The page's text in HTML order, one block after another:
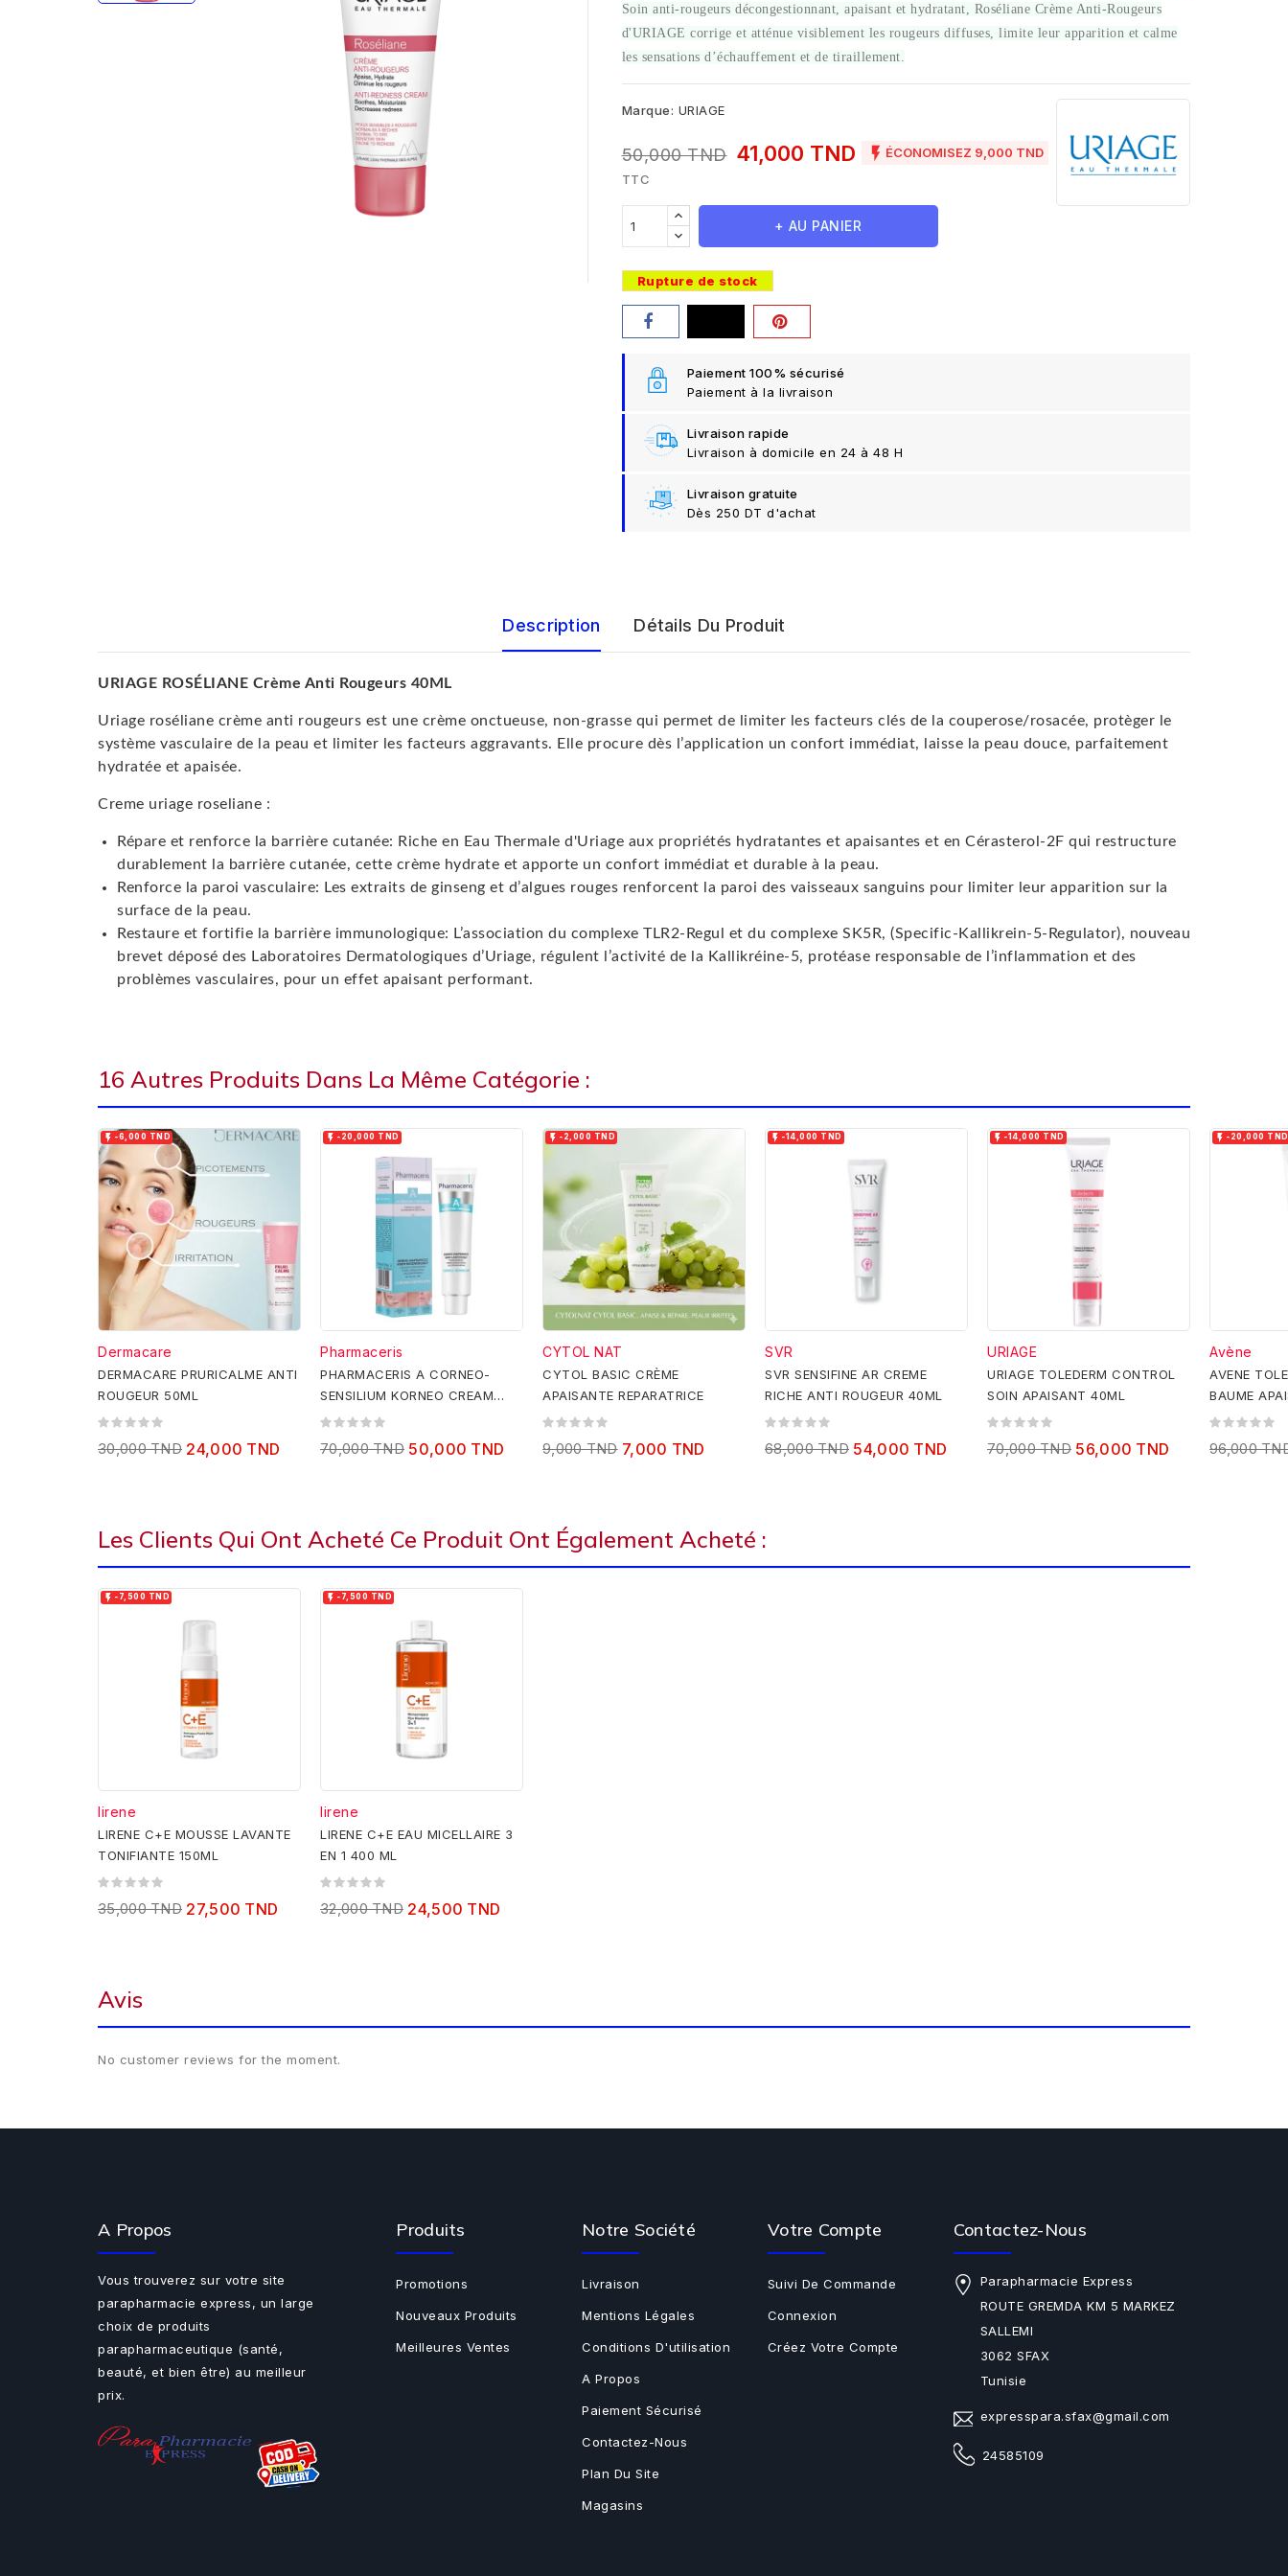
Soin anti-rougeurs décongestionnant, apaisant et hydratant, Roséliane Crème Anti-Rougeurs
d'URIAGE corrige et atténue visiblement les rougeurs diffuses, limite leur apparition et calme
les sensations d’échauffement et de tiraillement.
Marque: URIAGE
50,000 TND 41,000 TND  ÉCONOMISEZ 9,000 TND
TTC
+ AU PANIER
Rupture de stock
Paiement 100% sécurisé
Paiement à la livraison
Livraison rapide
Livraison à domicile en 24 à 48 H
Livraison gratuite
Dès 250 DT d'achat
Description Détails Du Produit
URIAGE ROSÉLIANE Crème Anti Rougeurs 40ML
Uriage roséliane crème anti rougeurs est une crème onctueuse, non-grasse qui permet de limiter les facteurs clés de la couperose/rosacée, protèger le
système vasculaire de la peau et limiter les facteurs aggravants. Elle procure dès l’application un confort immédiat, laisse la peau douce, parfaitement
hydratée et apaisée.
Creme uriage roseliane :
Répare et renforce la barrière cutanée: Riche en Eau Thermale d'Uriage aux propriétés hydratantes et apaisantes et en Cérasterol-2F qui restructure
durablement la barrière cutanée, cette crème hydrate et apporte un confort immédiat et durable à la peau.
Renforce la paroi vasculaire: Les extraits de ginseng et d’algues rouges renforcent la paroi des vaisseaux sanguins pour limiter leur apparition sur la
surface de la peau.
Restaure et fortifie la barrière immunologique: L’association du complexe TLR2-Regul et du complexe SK5R, (Specific-Kallikrein-5-Regulator), nouveau
brevet déposé des Laboratoires Dermatologiques d’Uriage, régulent l’activité de la Kallikréine-5, protéase responsable de l’inflammation et des
problèmes vasculaires, pour un effet apaisant performant.
16 Autres Produits Dans La Même Catégorie :
 -6,000 TND
Dermacare
DERMACARE PRURICALME ANTI
ROUGEUR 50ML
30,000 TND 24,000 TND
 -20,000 TND
Pharmaceris
PHARMACERIS A CORNEO-
SENSILIUM KORNEO CREAM
75ML
70,000 TND 50,000 TND
 -2,000 TND
CYTOL NAT
CYTOL BASIC CRÈME
APAISANTE REPARATRICE
9,000 TND 7,000 TND
 -14,000 TND
SVR
SVR SENSIFINE AR CREME
RICHE ANTI ROUGEUR 40ML
68,000 TND 54,000 TND
 -14,000 TND
URIAGE
URIAGE TOLEDERM CONTROL
SOIN APAISANT 40ML
70,000 TND 56,000 TND
 -20,000 TND
Avène
AVENE
BAUME
96,000
Les Clients Qui Ont Acheté Ce Produit Ont Également Acheté :
 -7,500 TND
lirene
LIRENE C+E MOUSSE LAVANTE
TONIFIANTE 150ML
35,000 TND 27,500 TND
 -7,500 TND
lirene
LIRENE C+E EAU MICELLAIRE 3
EN 1 400 ML
32,000 TND 24,500 TND
Avis
No customer reviews for the moment.
A Propos
Vous trouverez sur votre site
parapharmacie express, un large
choix de produits
parapharmaceutique (santé,
beauté, et bien être) au meilleur
prix.
Produits
Promotions
Nouveaux Produits
Meilleures Ventes
Notre Société
Livraison
Mentions Légales
Conditions D'utilisation
A Propos
Paiement Sécurisé
Contactez-Nous
Plan Du Site
Magasins
Votre Compte
Suivi De Commande
Connexion
Créez Votre Compte
Contactez-Nous
Parapharmacie Express
ROUTE GREMDA KM 5 MARKEZ
SALLEMI
3062 SFAX
Tunisie
expresspara.sfax@gmail.com
24585109